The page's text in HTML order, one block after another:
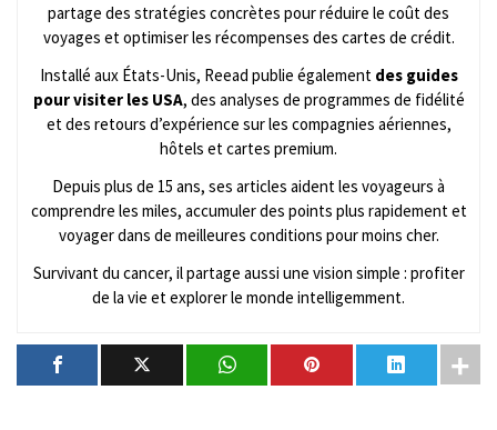
partage des stratégies concrètes pour réduire le coût des
voyages et optimiser les récompenses des cartes de crédit.
Installé aux États-Unis, Reead publie également des guides
pour visiter les USA, des analyses de programmes de fidélité
et des retours d’expérience sur les compagnies aériennes,
hôtels et cartes premium.
Depuis plus de 15 ans, ses articles aident les voyageurs à
comprendre les miles, accumuler des points plus rapidement et
voyager dans de meilleures conditions pour moins cher.
Survivant du cancer, il partage aussi une vision simple : profiter
de la vie et explorer le monde intelligemment.